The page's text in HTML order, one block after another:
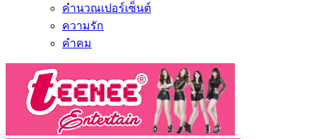
คำนวณเปอร์เซ็นต์
ความรัก
คำคม